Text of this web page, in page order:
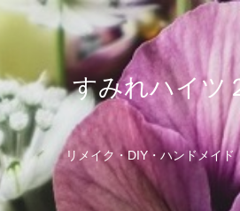
すみれハイツ
リメイク・DIY・ハンドメイド